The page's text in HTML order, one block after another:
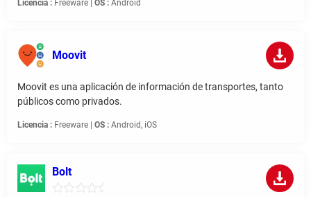
Licencia : Freeware | OS : Android
Moovit
Moovit es una aplicación de información de transportes, tanto
públicos como privados.
Licencia : Freeware | OS : Android, iOS
Bolt